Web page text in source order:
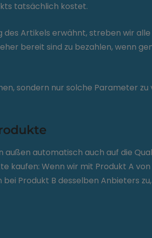
tatsächlich kostet.
des Artikels erwähnt, streben wir
bereit sind zu bezahlen, wenn
sondern nur solche Parameter zu
außen automatisch auch auf die
kaufen: Wenn wir mit Produkt A
Produkt B desselben Anbieters